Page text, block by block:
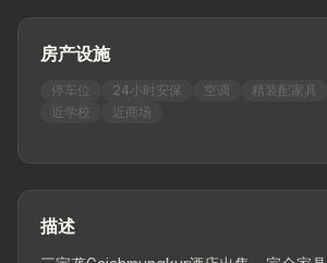
房产设施
停车位 24小时安保 空调 精装配家具
近学校
近商场
描述